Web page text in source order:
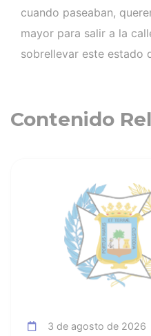
cuando paseaban,
mayor para salir a la
sobrellevar este estado
Contenido
3 de agosto de 2026